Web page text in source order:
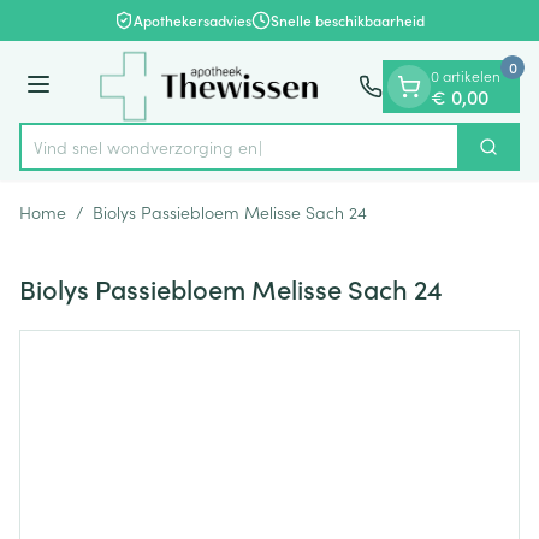
Ga naar de inhoudApothekersadvies Snelle beschikbaarheid
Menu
Product, merk, categorie...
Vind snel wondverzo Zoek
0 artikelen
€ 0,00
0
Home / Biolys Passiebloem Melisse Sach 24
Biolys Passiebloem Melisse Sach 24